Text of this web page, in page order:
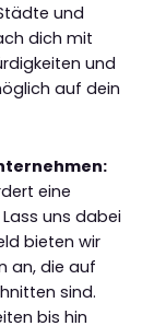
und
dich mit
und
auf dein
eine
uns dabei
bieten wir
an, die auf
sind.
bis hin